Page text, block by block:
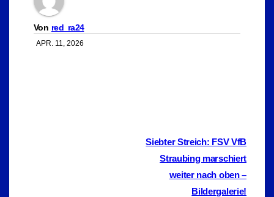
Von red_ra24
APR. 11, 2026
BeitragsnavigationSiebter Streich: FSV VfB
Straubing marschiert
weiter nach oben –
Bildergalerie!